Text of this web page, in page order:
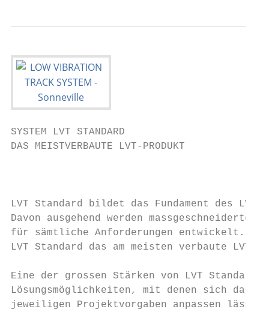
SYSTEM LVT STANDARD
DAS MEISTVERBAUTE LVT-PRODUKT
LVT Standard bildet das Fundament des
Davon ausgehend werden
für sämtliche Anforderungen entwickelt.
LVT Standard das am meisten verbaute
Eine der grossen Stärken von LVT
Lösungsmöglichkeiten, mit denen sich das
jeweiligen Projektvorgaben anpassen lässt,